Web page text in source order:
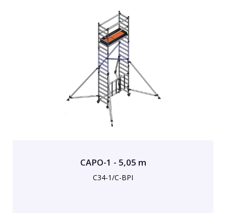
CAPO-1 - 5,05 m
C34-1/C-BPI